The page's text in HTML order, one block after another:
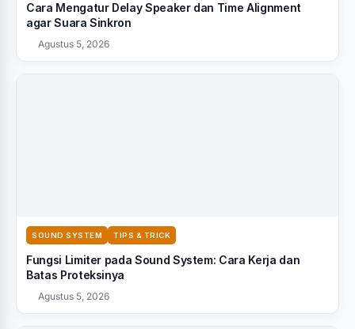
Cara Mengatur Delay Speaker dan Time Alignment
agar Suara Sinkron
Agustus 5, 2026
SOUND SYSTEM TIPS & TRICK
Fungsi Limiter pada Sound System: Cara Kerja dan
Batas Proteksinya
Agustus 5, 2026